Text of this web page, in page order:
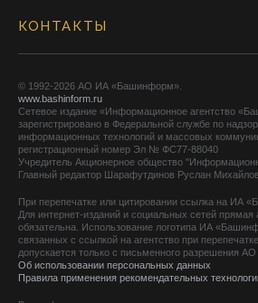
КОНТАКТЫ
© 1992-2026 АО ИА «Башинформ».
www.bashinform.ru
Сетевое издание «Информационное агентство
зарегистрировано в Федеральной службе по
информационных технологий и массовых
регистрационный номер Эл № ФС77-88040
Учредитель Акционерное общество
Главный редактор Шарафутдинов Руслан
При перепечатке или цитировании ссылка на ИА
Для интернет-изданий и социальных сетей прямая
обязательна. Использование логотипа ИА
связанных с ссылкой на агентство при
допускается только с письменного разрешения
Об использовании персональных данных
Правила применения рекомендательных